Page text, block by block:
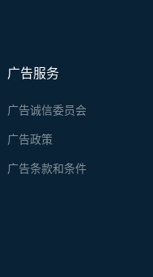
广告服务
广告诚信委员会
广告政策
广告条款和条件